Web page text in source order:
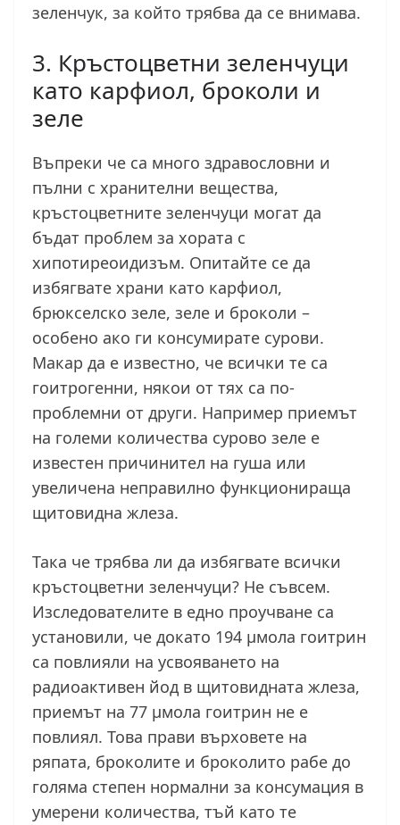
зеленчук, за който трябва да се внимава.
3. Кръстоцветни зеленчуци
като карфиол, броколи и
зеле
Въпреки че са много здравословни и
пълни с хранителни вещества,
кръстоцветните зеленчуци могат да
бъдат проблем за хората с
хипотиреоидизъм. Опитайте се да
избягвате храни като карфиол,
брюкселско зеле, зеле и броколи –
особено ако ги консумирате сурови.
Макар да е известно, че всички те са
гоитрогенни, някои от тях са по-
проблемни от други. Например приемът
на големи количества сурово зеле е
известен причинител на гуша или
увеличена неправилно функционираща
щитовидна жлеза.
Така че трябва ли да избягвате всички
кръстоцветни зеленчуци? Не съвсем.
Изследователите в едно проучване са
установили, че докато 194 μмола гоитрин
са повлияли на усвояването на
радиоактивен йод в щитовидната жлеза,
приемът на 77 μмола гоитрин не е
повлиял. Това прави върховете на
ряпата, броколите и броколито рабе до
голяма степен нормални за консумация в
умерени количества, тъй като те